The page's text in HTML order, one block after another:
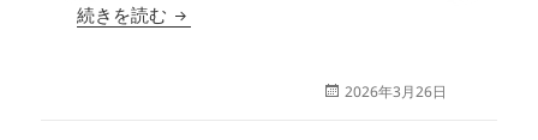
続きを読む マルシェ講 2026年4月19日
投
2026年3月26日